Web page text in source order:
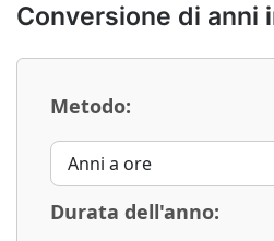
Conversione di anni
Metodo:
Durata dell'anno: